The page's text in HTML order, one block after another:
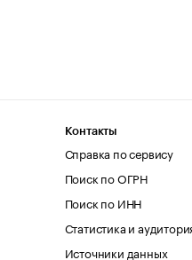
Контакты
Справка по сервису
Поиск по ОГРН
Поиск по ИНН
Статистика и
Источники данных